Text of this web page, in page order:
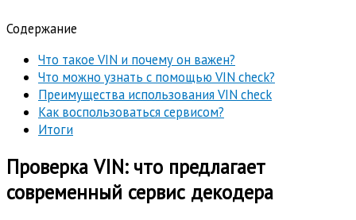
Содержание
Что такое VIN и почему он важен?
Что можно узнать с помощью VIN check?
Преимущества использования VIN check
Как воспользоваться сервисом?
Итоги
Проверка VIN: что предлагает
современный сервис декодера